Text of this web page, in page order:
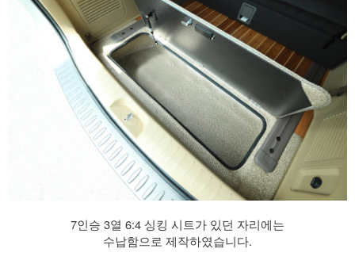
7인승 3열 6:4 싱킹 시트가 있던 자리에는
수납함으로 제작하였습니다.